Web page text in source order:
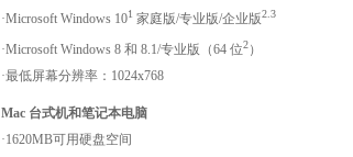
·Microsoft Windows 101 家庭版/专业版/企业版2.3
·Microsoft Windows 8 和 8.1/专业版（64 位2）
·最低屏幕分辨率：1024x768
Mac 台式机和笔记本电脑
·1620MB可用硬盘空间